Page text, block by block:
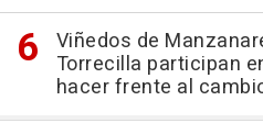
Viñedos de
Torrecilla participan
hacer frente al